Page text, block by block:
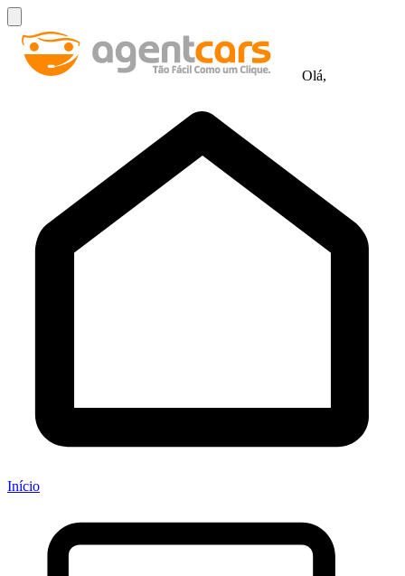
Olá,
Início